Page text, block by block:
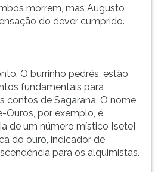
morrem, mas Augusto
do dever cumprido.
O burrinho pedrês, estão
fundamentais para
contos de Sagarana. O nome
Ouros, por exemplo, é
de um número místico [sete]
do ouro, indicador de
para os alquimistas.